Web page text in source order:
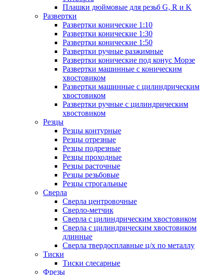
Плашки дюймовые для резьб G, R и K
Развертки
Развертки конические 1:10
Развертки конические 1:30
Развертки конические 1:50
Развертки ручные разжимные
Развертки конические под конус Морзе
Развертки машинные с коническим
хвостовиком
Развертки машинные с цилиндрическим
хвостовиком
Развертки ручные с цилиндрическим
хвостовиком
Резцы
Резцы контурные
Резцы отрезные
Резцы подрезные
Резцы проходные
Резцы расточные
Резцы резьбовые
Резцы строгальные
Сверла
Сверла центровочные
Сверло-метчик
Сверла с цилиндрическим хвостовиком
Сверла с цилиндрическим хвостовиком
длинные
Сверла твердосплавные ц/х по металлу
Тиски
Тиски слесарные
Фрезы